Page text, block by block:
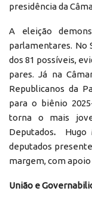
presidência da
A eleição
parlamentares. No
dos 81 possíveis,
pares. Já na
Republicanos da
para o biênio
torna o mais
Deputados.
Hugo
deputados
margem, com apoio
União e